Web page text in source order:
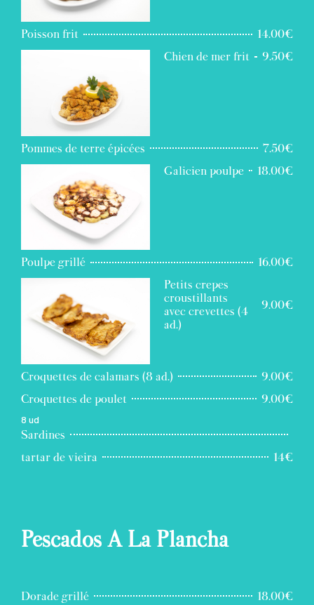
Poisson frit
14.00€
Chien de mer frit
9.50€
Pommes de terre épicées
7.50€
Galicien poulpe
18.00€
Poulpe grillé
16.00€
Petits crepes
croustillants
avec crevettes (4
ad.)
9.00€
Croquettes de calamars (8 ad.)
9.00€
Croquettes de poulet
9.00€
8 ud
Sardines
tartar de vieira
14€
Pescados A La Plancha
Dorade grillé
18.00€